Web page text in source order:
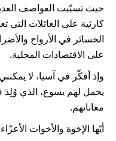
حيث تسبّبت العواصف
كارثية على العائلات
الخسائر في الأرواح
على الاقتصادات المحلية.
وإذ أفكّر في آسيا، لا
يحمل لهم يسوع، الذي وُلِدَ
معاناتهم.
أيّها الإخوة والأخوات